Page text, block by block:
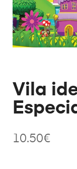
Vila
10.50€